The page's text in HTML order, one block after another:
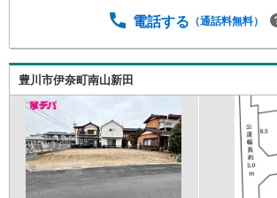
ォーム実績多数！中古物件をご購入の
ッズスペース用意しております。ぜひ
場ください。・営業時間 午前9時00分
休日:水曜日）この時間帯はお電話での
ーズにご案内できます。右下の電話ボ
くはお気軽にお電話ください。
電話する （通話料無料）
豊川市伊奈町南山新田